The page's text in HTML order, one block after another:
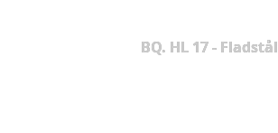
BQ. HL 17 - Fladstål